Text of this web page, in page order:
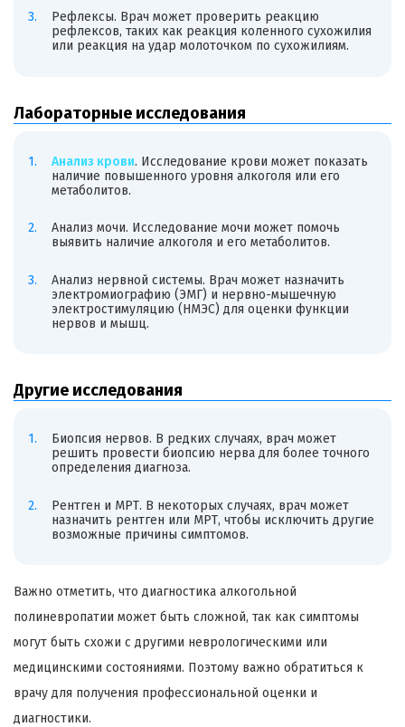
Рефлексы. Врач может проверить реакцию
рефлексов, таких как реакция коленного сухожилия
или реакция на удар молоточком по сухожилиям.
Лабораторные исследования
Анализ крови. Исследование крови может показать
наличие повышенного уровня алкоголя или его
метаболитов.
Анализ мочи. Исследование мочи может помочь
выявить наличие алкоголя и его метаболитов.
Анализ нервной системы. Врач может назначить
электромиографию (ЭМГ) и нервно-мышечную
электростимуляцию (НМЭС) для оценки функции
нервов и мышц.
Другие исследования
Биопсия нервов. В редких случаях, врач может
решить провести биопсию нерва для более точного
определения диагноза.
Рентген и МРТ. В некоторых случаях, врач может
назначить рентген или МРТ, чтобы исключить другие
возможные причины симптомов.
Важно отметить, что диагностика алкогольной
полиневропатии может быть сложной, так как симптомы
могут быть схожи с другими неврологическими или
медицинскими состояниями. Поэтому важно обратиться к
врачу для получения профессиональной оценки и
диагностики.